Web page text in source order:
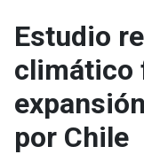
Inicio
Quiénes somos
Estudio
climático
por Chile